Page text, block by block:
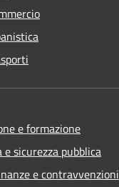
e formazione
e sicurezza pubblica
e contravvenzioni